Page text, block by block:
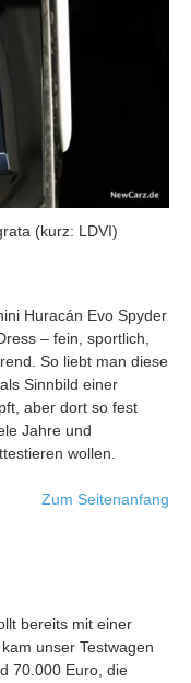
(kurz: LDVI)
Huracán Evo Spyder
– fein, sportlich,
So liebt man diese
Sinnbild einer
aber dort so fest
Jahre und
wollen.
Zum Seitenanfang
bereits mit einer
unser Testwagen
70.000 Euro, die